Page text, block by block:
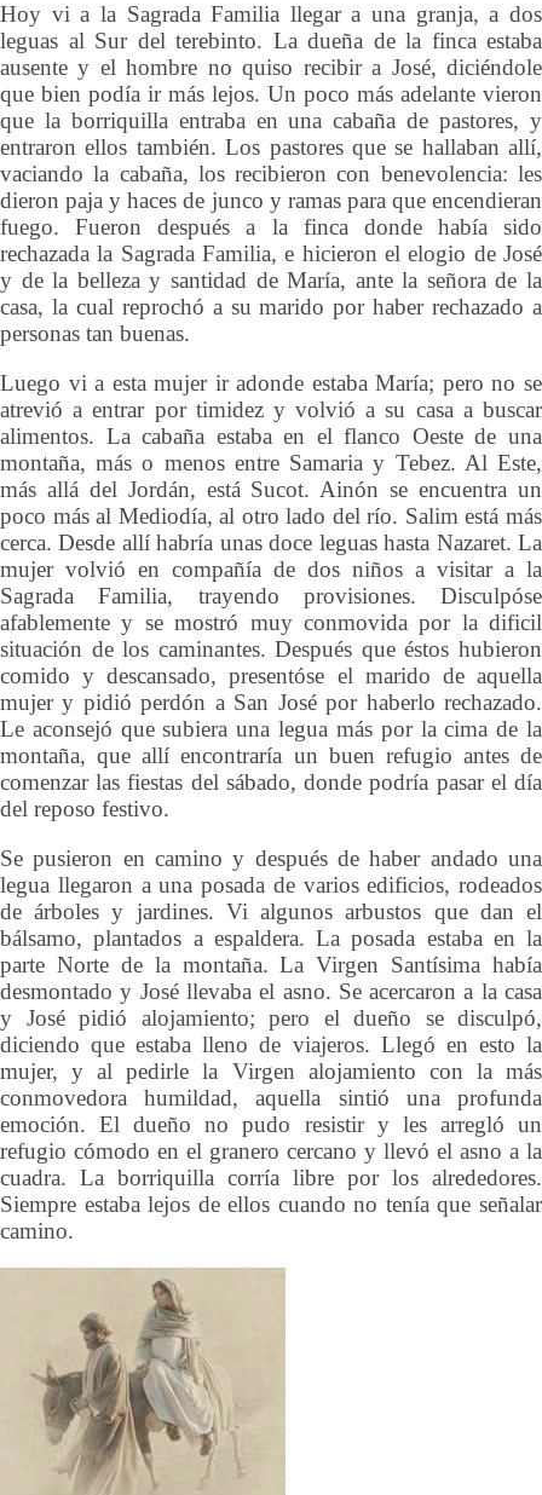
Hoy vi a la Sagrada Familia llegar a una granja, a dos
leguas al Sur del terebinto. La dueña de la finca estaba
ausente y el hombre no quiso recibir a José, diciéndole
que bien podía ir más lejos. Un poco más adelante vieron
que la borriquilla entraba en una cabaña de pastores, y
entraron ellos también. Los pastores que se hallaban allí,
vaciando la cabaña, los recibieron con benevolencia: les
dieron paja y haces de junco y ramas para que encendieran
fuego. Fueron después a la finca donde había sido
rechazada la Sagrada Familia, e hicieron el elogio de José
y de la belleza y santidad de María, ante la señora de la
casa, la cual reprochó a su marido por haber rechazado a
personas tan buenas.
Luego vi a esta mujer ir adonde estaba María; pero no se
atrevió a entrar por timidez y volvió a su casa a buscar
alimentos. La cabaña estaba en el flanco Oeste de una
montaña, más o menos entre Samaria y Tebez. Al Este,
más allá del Jordán, está Sucot. Ainón se encuentra un
poco más al Mediodía, al otro lado del río. Salim está más
cerca. Desde allí habría unas doce leguas hasta Nazaret. La
mujer volvió en compañía de dos niños a visitar a la
Sagrada Familia, trayendo provisiones. Disculpóse
afablemente y se mostró muy conmovida por la dificil
situación de los caminantes. Después que éstos hubieron
comido y descansado, presentóse el marido de aquella
mujer y pidió perdón a San José por haberlo rechazado.
Le aconsejó que subiera una legua más por la cima de la
montaña, que allí encontraría un buen refugio antes de
comenzar las fiestas del sábado, donde podría pasar el día
del reposo festivo.
Se pusieron en camino y después de haber andado una
legua llegaron a una posada de varios edificios, rodeados
de árboles y jardines. Vi algunos arbustos que dan el
bálsamo, plantados a espaldera. La posada estaba en la
parte Norte de la montaña. La Virgen Santísima había
desmontado y José llevaba el asno. Se acercaron a la casa
y José pidió alojamiento; pero el dueño se disculpó,
diciendo que estaba lleno de viajeros. Llegó en esto la
mujer, y al pedirle la Virgen alojamiento con la más
conmovedora humildad, aquella sintió una profunda
emoción. El dueño no pudo resistir y les arregló un
refugio cómodo en el granero cercano y llevó el asno a la
cuadra. La borriquilla corría libre por los alrededores.
Siempre estaba lejos de ellos cuando no tenía que señalar
camino.